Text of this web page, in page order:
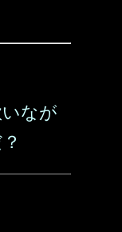
いなが